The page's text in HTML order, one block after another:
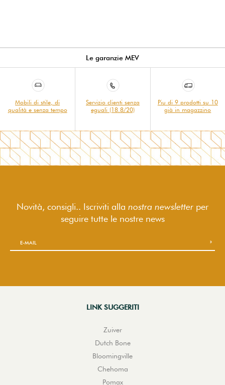
Le garanzie MEV
Mobili di stile, di
qualità e senza tempo
Servizio clienti senza
eguali (18.8/20)
Piu di 9 prodotti su 10
già in magazzino
Novità, consigli.. Iscriviti alla nostra newsletter per
seguiretutte le nostre news
LINK SUGGERITI
Zuiver
Dutch Bone
Bloomingville
Chehoma
Pomax